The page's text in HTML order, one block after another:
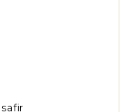
safir